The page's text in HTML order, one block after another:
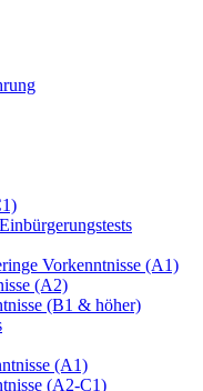
Vorkenntnisse (A1)
(A2)
(B1 & höher)
(A1)
(A2-C1)